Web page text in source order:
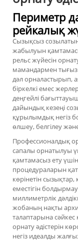
Периметр
рейкалық
Сызықсыз созылатын
жабылуын
рельс жүйесін
мамандармен тығыз
дәл орналастырып,
біркелкі емес
деңгейлі
дайындық кезеңі
құрылымдық негіз
өлшеу, белгілеу
Профессионалдық
сапалы орнатылуы
қамтамасыз ету
процедураларын
көрінетін сызықтар,
еместігін
миллиметрлік
жобаның нақты
талаптарына
орнату әдістерін
негіз идеалды